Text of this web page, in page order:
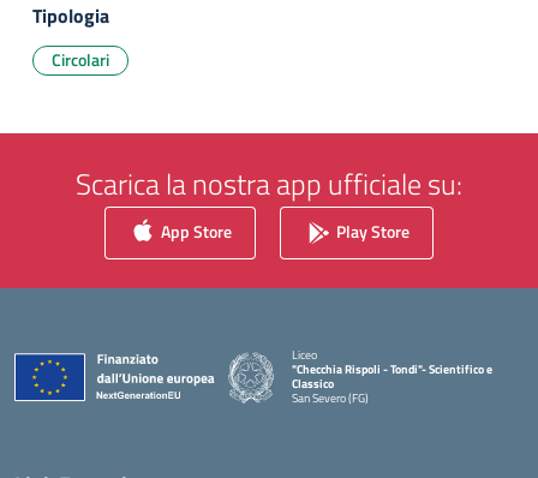
Tipologia
Circolari
Scarica la nostra app ufficiale su:
App Store Play Store
Liceo
"Checchia Rispoli - Tondi"- Scientifico e
Classico
San Severo (FG)